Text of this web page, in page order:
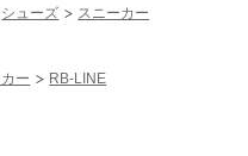
シューズ
スニーカー
ー RB-LINE